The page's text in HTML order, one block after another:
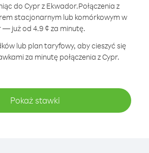
do Cypr z Ekwador.Połączenia z
stacjonarnym lub komórkowym w
— już od 4.9 ¢ za minutę.
lub plan taryfowy, aby cieszyć się
za minutę połączenia z Cypr.
Pokaż stawki